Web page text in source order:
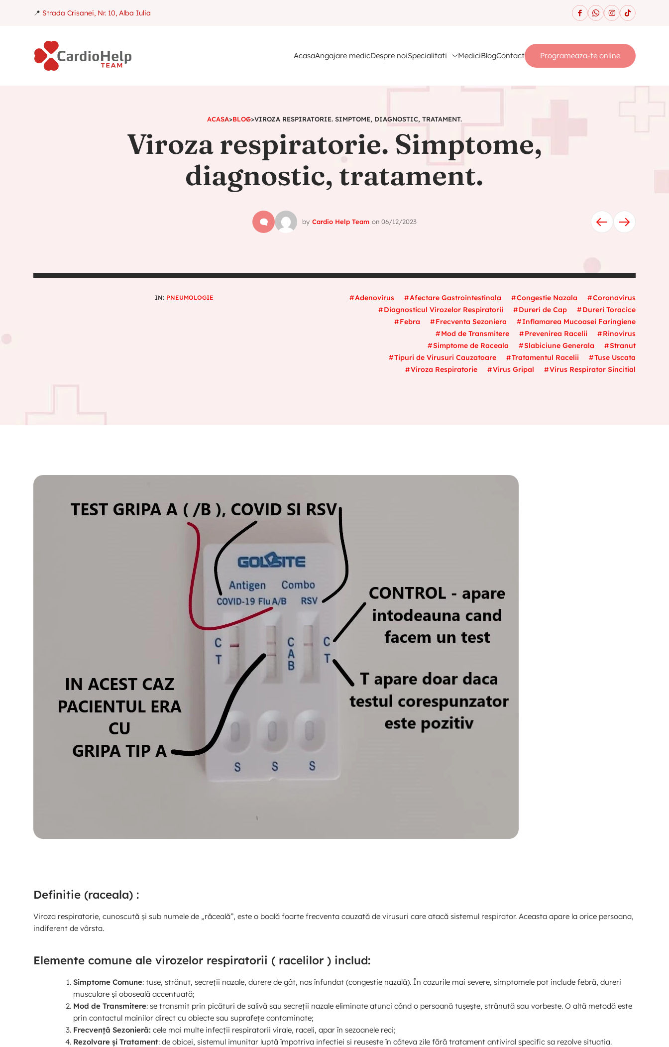
📍 Strada Crisanei, Nr. 10, Alba Iulia
AcasaAngajare medicDespre noiSpecialitati MediciBlogContact Programeaza-te online
ACASA>BLOG>VIROZA RESPIRATORIE. SIMPTOME, DIAGNOSTIC, TRATAMENT.
Viroza respiratorie. Simptome,
diagnostic, tratament.
by Cardio Help Team on 06/12/2023
IN: PNEUMOLOGIE Adenovirus Afectare Gastrointestinala Congestie Nazala
Coronavirus
Diagnosticul Virozelor Respiratorii
Dureri de Cap
Dureri Toracice
Febra
Frecventa Sezoniera
Inflamarea Mucoasei Faringiene
Mod de Transmitere
Prevenirea Racelii
Rinovirus
Simptome de Raceala
Slabiciune Generala
Stranut
Tipuri de Virusuri Cauzatoare
Tratamentul Racelii
Tuse Uscata
Viroza Respiratorie
Virus Gripal Virus Respirator Sincitial
Definitie (raceala) :
Viroza respiratorie, cunoscută și sub numele de „răceală”, este o boală foarte frecventa cauzată de virusuri care atacă sistemul respirator. Aceasta apare la orice persoana,
indiferent de vârsta.
Elemente comune ale virozelor respiratorii ( racelilor ) includ:
Simptome Comune: tuse, strănut, secreții nazale, durere de gât, nas înfundat (congestie nazală). În cazurile mai severe, simptomele pot include febră, dureri
musculare și oboseală accentuată;
Mod de Transmitere: se transmit prin picături de salivă sau secreții nazale eliminate atunci când o persoană tușește, strănută sau vorbeste. O altă metodă este
prin contactul mainilor direct cu obiecte sau suprafețe contaminate;
Frecvență Sezonieră:cele mai multe infecții respiratorii virale, raceli, apar în sezoanele reci;
Rezolvare și Tratament: de obicei, sistemul imunitar luptă împotriva infectiei si reuseste în câteva zile fără tratament antiviral specific sa rezolve situatia.